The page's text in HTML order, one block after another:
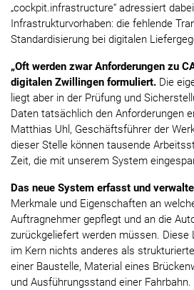
„cockpit.infrastructure“ adressiert
Infrastrukturvorhaben: die fehlende
Standardisierung bei digitalen
„Oft werden zwar Anforderungen zu
digitalen Zwillingen formuliert. Die
liegt aber in der Prüfung und
Daten tatsächlich den Anforderungen
Matthias Uhl, Geschäftsführer der
dieser Stelle können tausende
Zeit, die mit unserem System
Das neue System erfasst und
Merkmale und Eigenschaften an
Auftragnehmer gepflegt und an die
zurückgeliefert werden müssen. Diese
im Kern nichts anderes als
einer Baustelle, Material eines
und Ausführungsstand einer Fahrbahn.